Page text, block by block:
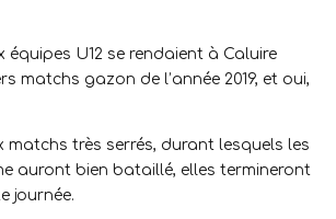
équipes U12 se rendaient à Caluire
matchs gazon de l’année 2019, et oui,
matchs très serrés, durant lesquels les
auront bien bataillé, elles termineront
journée.